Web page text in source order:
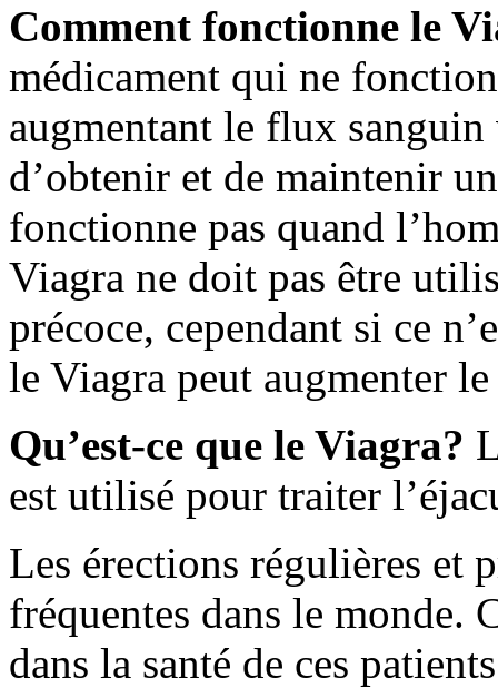
Comment fonctionne le
médicament qui ne
augmentant le flux
d’obtenir et de maintenir
fonctionne pas quand
Viagra ne doit pas être
précoce, cependant si ce
le Viagra peut augmenter
Qu’est-ce que le Viagra?
est utilisé pour traiter
Les érections régulières et
fréquentes dans le monde.
dans la santé de ces